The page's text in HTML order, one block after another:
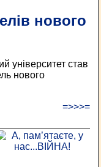
нового
університет став
нового
=>>>=